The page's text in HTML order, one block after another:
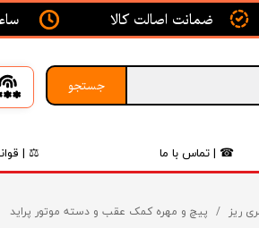
جستجو
☎ | تماس با ما ⚖ |
ضمانت اصالت کالا
ریز پیچ و مهره کمک عقب و دسته موتور پراید